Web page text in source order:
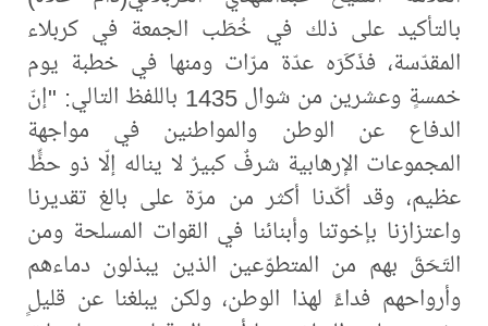
بالتأكيد على ذلك في خُطَب الجمعة في كربلاء
المقدّسة، فذَكَرَه عدّة مرّات ومنها في خطبة يوم
خمسةٍ وعشرين من شوال 1435 باللفظ التالي: "إنّ
الدفاع عن الوطن والمواطنين في مواجهة
المجموعات الإرهابية شرفٌ كبيرٌ لا يناله إلّا ذو حظٍّ
عظيم، وقد أكّدنا أكثر من مرّة على بالغ تقديرنا
واعتزازنا بإخوتنا وأبنائنا في القوات المسلحة ومن
التَحَقَ بهم من المتطوّعين الذين يبذلون دماءهم
وأرواحهم فداءً لهذا الوطن، ولكن يبلغنا عن قليلٍ